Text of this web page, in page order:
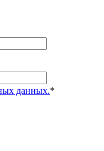
данных.*